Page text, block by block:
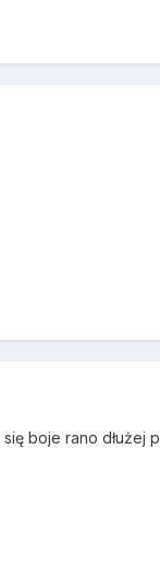
boje rano dłużej